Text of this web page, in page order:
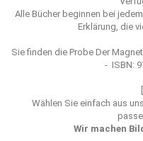
Alle Bücher beginnen bei
Erklärung, die
Sie finden die Probe Der
- ISBN:
Wählen Sie einfach aus
Wir machen